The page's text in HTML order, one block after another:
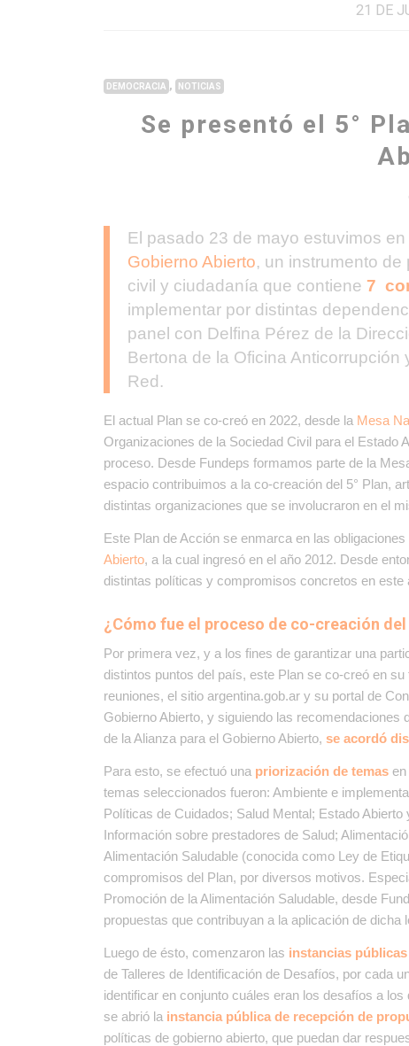
21 DE
DEMOCRACIA , NOTICIAS
Se presentó el 5°
El pasado 23 de mayo estuvimos en
Gobierno Abierto, un instrumento
civil y ciudadanía que contiene7
implementar por distintas
panel con Delfina Pérez de la
Bertona de la Oficina
Red.
El actual Plan se co-creó en 2022, desde la Mesa
Organizaciones de la Sociedad Civil para el Estado
proceso. Desde Fundeps formamos parte de la
espacio contribuimos a la co-creación del 5° Plan,
distintas organizaciones que se involucraron en el
Este Plan de Acción se enmarca en las
Abierto, a la cual ingresó en el año 2012. Desde
distintas políticas y compromisos concretos en este
¿Cómo fue el proceso de co-creación
Por primera vez, y a los fines de garantizar una
distintos puntos del país, este Plan se co-creó en
reuniones, el sitio argentina.gob.ar y su portal de
Gobierno Abierto, ysiguiendo las recomendaciones
de la Alianza para el Gobierno Abierto,se acordó
Para esto, se efectuó una priorización de temas
temas seleccionados fueron: Ambiente e
Políticas de Cuidados; Salud Mental; Estado
Información sobre prestadores de Salud;
Alimentación Saludable (conocida como Ley de
compromisos del Plan, por diversos motivos.
Promoción de la Alimentación Saludable, desde
propuestas que contribuyan a la aplicación de
Luego de ésto, comenzaron las instancias
de Talleres de Identificación de Desafíos, por cada
identificar en conjunto cuáles eran los desafíos a
se abrió la instancia pública de recepción de
políticas de gobierno abierto, que puedan dar